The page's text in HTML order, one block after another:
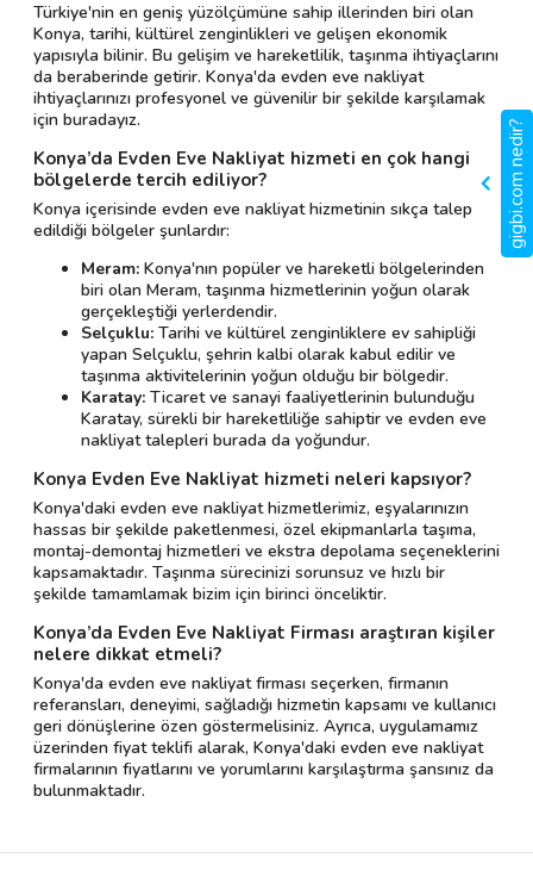
Türkiye'nin en geniş yüzölçümüne sahip illerinden biri olan
Konya, tarihi, kültürel zenginlikleri ve gelişen ekonomik
yapısıyla bilinir. Bu gelişim ve hareketlilik, taşınma ihtiyaçlarını
da beraberinde getirir. Konya'da evden eve nakliyat
ihtiyaçlarınızı profesyonel ve güvenilir bir şekilde karşılamak
için buradayız.
Konya’da Evden Eve Nakliyat hizmeti en çok hangi
bölgelerde tercih ediliyor?
Konya içerisinde evden eve nakliyat hizmetinin sıkça talep
edildiği bölgeler şunlardır:
Meram: Konya'nın popüler ve hareketli bölgelerinden
biri olan Meram, taşınma hizmetlerinin yoğun olarak
gerçekleştiği yerlerdendir.
Selçuklu: Tarihi ve kültürel zenginliklere ev sahipliği
yapan Selçuklu, şehrin kalbi olarak kabul edilir ve
taşınma aktivitelerinin yoğun olduğu bir bölgedir.
Karatay: Ticaret ve sanayi faaliyetlerinin bulunduğu
Karatay, sürekli bir hareketliliğe sahiptir ve evden eve
nakliyat talepleri burada da yoğundur.
Konya Evden Eve Nakliyat hizmeti neleri kapsıyor?
Konya'daki evden eve nakliyat hizmetlerimiz, eşyalarınızın
hassas bir şekilde paketlenmesi, özel ekipmanlarla taşıma,
montaj-demontaj hizmetleri ve ekstra depolama seçeneklerini
kapsamaktadır. Taşınma sürecinizi sorunsuz ve hızlı bir
şekilde tamamlamak bizim için birinci önceliktir.
Konya’da Evden Eve Nakliyat Firması araştıran kişiler
nelere dikkat etmeli?
Konya'da evden eve nakliyat firması seçerken, firmanın
referansları, deneyimi, sağladığı hizmetin kapsamı ve kullanıcı
geri dönüşlerine özen göstermelisiniz. Ayrıca, uygulamamız
üzerinden fiyat teklifi alarak, Konya'daki evden eve nakliyat
firmalarının fiyatlarını ve yorumlarını karşılaştırma şansınız da
bulunmaktadır.
gigbi.com nedir?